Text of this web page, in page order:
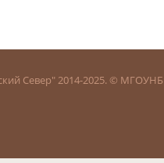
Север" 2014-2025. © МГОУНБ